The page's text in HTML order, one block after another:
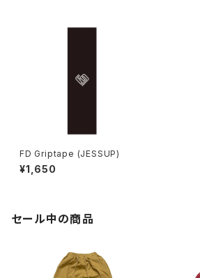
FD Griptape (JESSUP)
¥1,650
セール中の商品